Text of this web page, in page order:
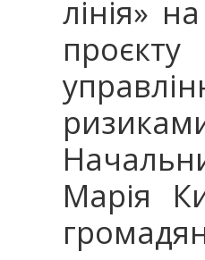
лінія»
Марія